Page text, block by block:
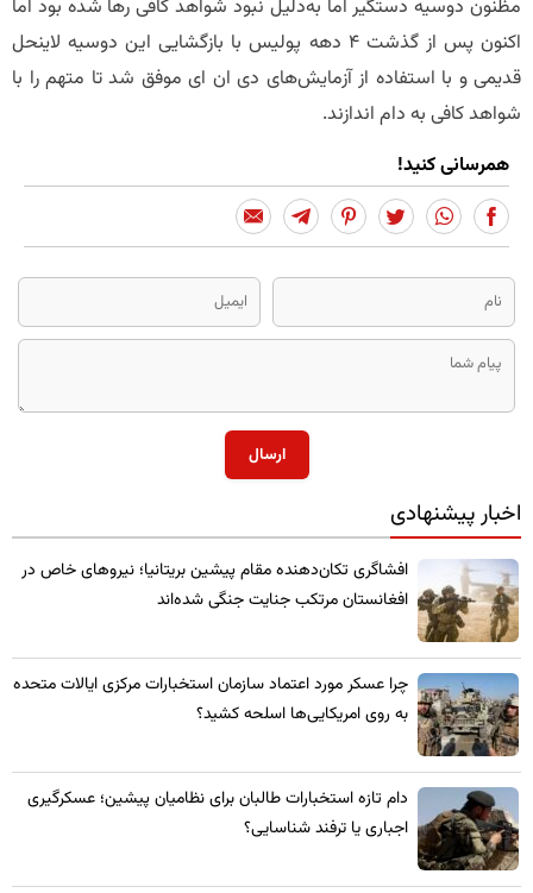
مظنون دوسیه دستگیر اما به‌دلیل نبود شواهد کافی رها شده بود اما
اکنون پس از گذشت 4 دهه پولیس با بازگشایی این دوسیه لاینحل
قدیمی و با استفاده از آزمایش‌های دی ان ای موفق شد تا متهم را با
شواهد کافی به دام اندازند.
همرسانی کنید!
ارسال
اخبار پیشنهادی
​افشاگری تکان‌دهنده مقام پیشین بریتانیا؛ نیروهای خاص در
افغانستان مرتکب جنایت جنگی شده‌اند
چرا عسکر مورد اعتماد سازمان استخبارات مرکزی ایالات متحده
به روی امریکایی‌ها اسلحه کشید؟
​دام تازه استخبارات طالبان برای نظامیان پیشین؛ عسکرگیری
اجباری یا ترفند شناسایی؟